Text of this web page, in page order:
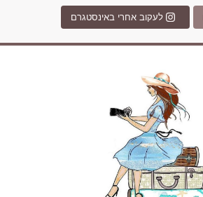
לעקוב אחרי באינסטגרם